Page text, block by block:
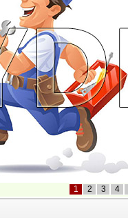
1 2 3 4